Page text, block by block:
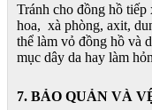
Tránh cho đồng hồ
hoa, xà phòng, axit,
thể làm vỏ đồng hồ và
mục dây da hay làm
7. BẢO QUẢN VÀ